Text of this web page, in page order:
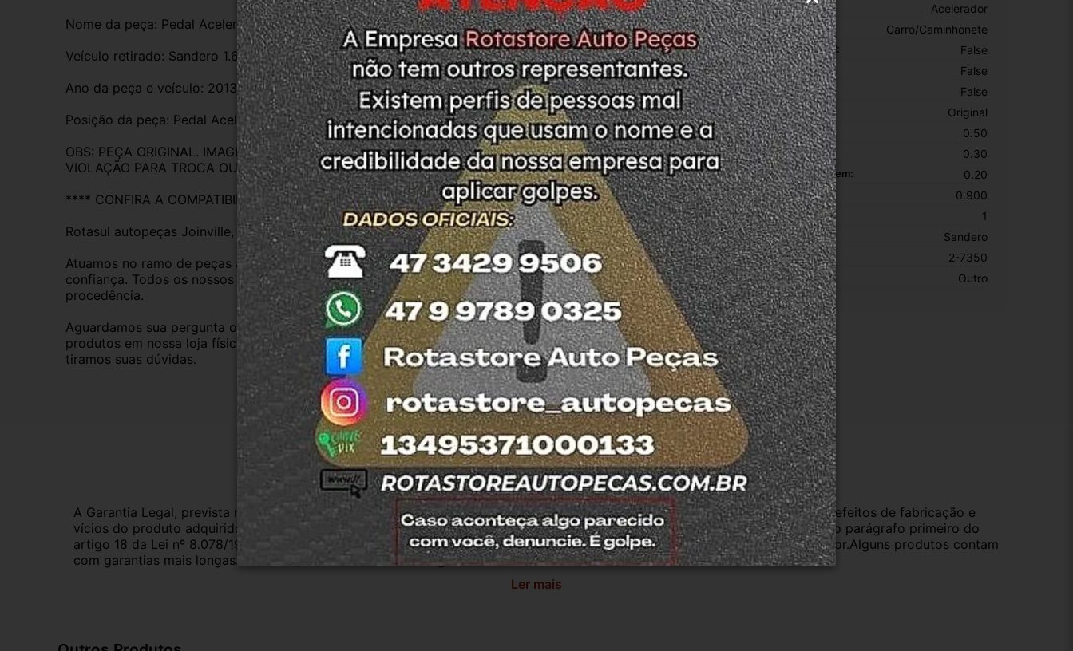
Nome da peça: Pedal Acelerador 8200386506
Veículo retirado: Sandero 1.6
Ano da peça e veículo: 2013
Posição da peça: Pedal Acelerador
OBS: PEÇA ORIGINAL. IMAGENS REAIS DO PRODUTO. PEÇA COM ETIQUETA DE LACRE SEM
VIOLAÇÃO PARA TROCA OU DEVOLUÇÃO. EM CASO DE DÚVIDAS ESTAMOS A DISPOSIÇÃO
**** CONFIRA A COMPATIBILIDADE ****
Rotasul autopeças Joinville, empresa credenciada no DETRAN do estado de SC.
Atuamos no ramo de peças automotivas usadas desde 2011 com total credibilidade e
confiança. Todos os nossos veículos são baixados no Detran. Produtos com nota fiscal e
procedência.
Aguardamos sua pergunta ou compra e atenderemos o quanto antes. Aceitamos retirada dos
produtos em nossa loja física também, basta entrar em contato com a equipe Rotasul e
tiramos suas dúvidas.
Tipo De Pedal: Acelerador
Tipo De Veículo: Carro/Caminhonete
Com Superficie Removível: False
É Original: False
É Esportivo: False
Origem: Original
Altura Da Embalagem: 0.50
Largura Da Embalagem: 0.30
Comprimento Da Embalagem: 0.20
Peso Da Embalagem: 0.900
OEM: 1
Modelo: Sandero
SKU: 2-7350
Motivo De GTIN Vacío: Outro
Garantia Certificado de Procedência Troca e Devolução
A Garantia Legal, prevista no Código de Defesa do Consumidor, é de 90 (noventa) dias a partir da data da compra e cobre defeitos de fabricação e
vícios do produto adquirido.Na impossibilidade de reparar o produto, o cliente poderá escolher dentre as opções previstas no parágrafo primeiro do
artigo 18 da Lei nº 8.078/1990, ou, ainda, a utilização do crédito como parte do pagamento de outro produto de valor superior.Alguns produtos contam
com garantias mais longas. Consulte nossos vendedores. A ga...
Ler mais